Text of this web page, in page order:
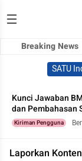
Breaking News
SATU
Kunci Jawaban
dan Pembahasan
Kiriman Pengguna
Laporkan Konten